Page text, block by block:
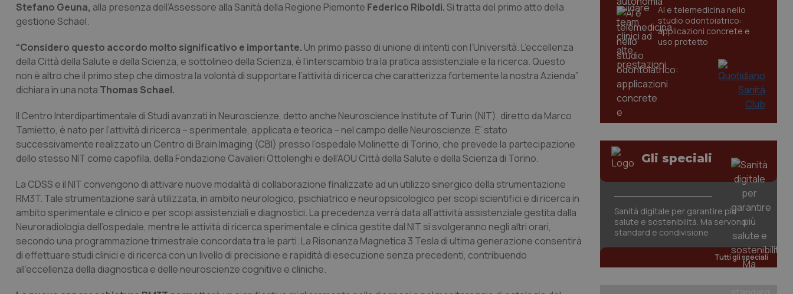
Stefano Geuna, alla presenza dell’Assessore alla Sanità della Regione Piemonte Federico Riboldi.Si tratta del primo atto della
gestione Schael.
“Considero questo accordo molto significativo e importante. Un primo passo di unione di intenti con l’Università. L’eccellenza
della Città della Salute e della Scienza, e sottolineo della Scienza, è l’interscambio tra la pratica assistenziale e la ricerca. Questo
non è altro che il primo step che dimostra la volontà di supportare l’attività di ricerca che caratterizza fortemente la nostra Azienda”
dichiara in una nota Thomas Schael.
Il Centro Interdipartimentale di Studi avanzati in Neuroscienze, detto anche Neuroscience Institute of Turin (NIT), diretto da Marco
Tamietto, è nato per l’attività di ricerca – sperimentale, applicata e teorica – nel campo delle Neuroscienze. E’ stato
successivamente realizzato un Centro di Brain Imaging (CBI) presso l’ospedale Molinette di Torino, che prevede la partecipazione
dello stesso NIT come capofila, della Fondazione Cavalieri Ottolenghi e dell’AOU Città della Salute e della Scienza di Torino.
La CDSS e il NIT convengono di attivare nuove modalità di collaborazione finalizzate ad un utilizzo sinergico della strumentazione
RM3T. Tale strumentazione sarà utilizzata, in ambito neurologico, psichiatrico e neuropsicologico per scopi scientifici e di ricerca in
ambito sperimentale e clinico e per scopi assistenziali e diagnostici. La precedenza verrà data all’attività assistenziale gestita dalla
Neuroradiologia dell’ospedale, mentre le attività di ricerca sperimentale e clinica gestite dal NIT si svolgeranno negli altri orari,
secondo una programmazione trimestrale concordata tra le parti. La Risonanza Magnetica 3 Tesla di ultima generazione consentirà
di effettuare studi clinici e di ricerca con un livello di precisione e rapidità di esecuzione senza precedenti, contribuendo
all’eccellenza della diagnostica e delle neuroscienze cognitive e cliniche.
AI e telemedicina nello
studio odontoiatrico:
applicazioni concrete e
uso protetto
Gli speciali
Sanità digitale per garantire più
salute e sostenibilità. Ma servono
standard e condivisione
Tutti gli speciali